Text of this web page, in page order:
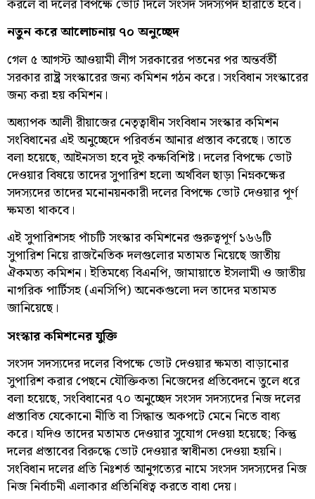
করলে বা দলের বিপক্ষে ভোট দিলে সংসদ সদস্যপদ হারাতে হবে।
নতুন করে আলোচনায় ৭০ অনুচ্ছেদ
গেল ৫ আগস্ট আওয়ামী লীগ সরকারের পতনের পর অন্তর্বর্তী
সরকার রাষ্ট্র সংস্কারের জন্য কমিশন গঠন করে। সংবিধান সংস্কারের
জন্য করা হয় কমিশন।
অধ্যাপক আলী রীয়াজের নেতৃত্বাধীন সংবিধান সংস্কার কমিশন
সংবিধানের এই অনুচ্ছেদে পরিবর্তন আনার প্রস্তাব করেছে। তাতে
বলা হয়েছে, আইনসভা হবে দুই কক্ষবিশিষ্ট। দলের বিপক্ষে ভোট
দেওয়ার বিষয়ে তাদের সুপারিশ হলো অর্থবিল ছাড়া নিম্নকক্ষের
সদস্যদের তাদের মনোনয়নকারী দলের বিপক্ষে ভোট দেওয়ার পূর্ণ
ক্ষমতা থাকবে।
এই সুপারিশসহ পাঁচটি সংস্কার কমিশনের গুরুত্বপূর্ণ ১৬৬টি
সুপারিশ নিয়ে রাজনৈতিক দলগুলোর মতামত নিয়েছে জাতীয়
ঐকমত্য কমিশন। ইতিমধ্যে বিএনপি, জামায়াতে ইসলামী ও জাতীয়
নাগরিক পার্টিসহ (এনসিপি) অনেকগুলো দল তাদের মতামত
জানিয়েছে।
সংস্কার কমিশনের যুক্তি
সংসদ সদস্যদের দলের বিপক্ষে ভোট দেওয়ার ক্ষমতা বাড়ানোর
সুপারিশ করার পেছনে যৌক্তিকতা নিজেদের প্রতিবেদনে তুলে ধরে
বলা হয়েছে, সংবিধানের ৭০ অনুচ্ছেদ সংসদ সদস্যদের নিজ দলের
প্রস্তাবিত যেকোনো নীতি বা সিদ্ধান্ত অকপটে মেনে নিতে বাধ্য
করে। যদিও তাদের মতামত দেওয়ার সুযোগ দেওয়া হয়েছে; কিন্তু
দলের প্রস্তাবের বিরুদ্ধে ভোট দেওয়ার স্বাধীনতা দেওয়া হয়নি।
সংবিধান দলের প্রতি নিঃশর্ত আনুগত্যের নামে সংসদ সদস্যদের নিজ
নিজ নির্বাচনী এলাকার প্রতিনিধিত্ব করতে বাধা দেয়।